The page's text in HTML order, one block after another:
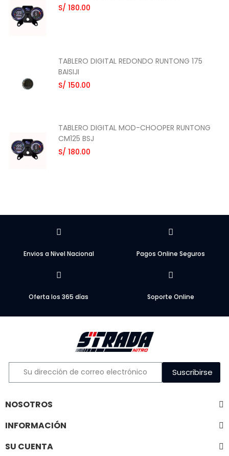
S/ 180.00
TABLERO DIGITAL REDONDO RUNTONG 175
BAISIJI
S/ 150.00
TABLERO DIGITAL MOD-CHOOPER RUNTONG
CM125 BSJ
S/ 180.00
Envios a Nivel Nacional Pagos Online Seguros
Oferta los 365 días Soporte Online
Suscribirse
NOSOTROS
INFORMACIÓN
SU CUENTA